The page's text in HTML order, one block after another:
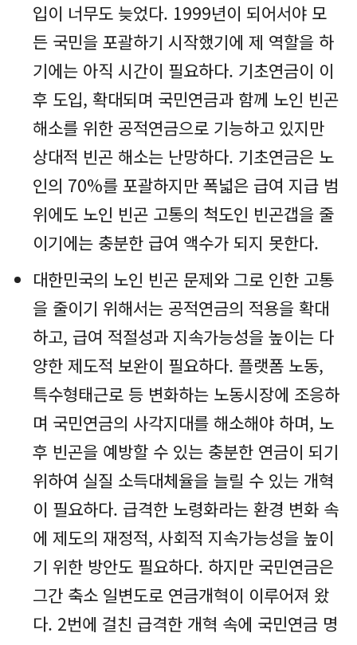
입이 너무도 늦었다. 1999년이 되어서야 모
든 국민을 포괄하기 시작했기에 제 역할을 하
기에는 아직 시간이 필요하다. 기초연금이 이
후 도입, 확대되며 국민연금과 함께 노인 빈곤
해소를 위한 공적연금으로 기능하고 있지만
상대적 빈곤 해소는 난망하다. 기초연금은 노
인의 70%를 포괄하지만 폭넓은 급여 지급 범
위에도 노인 빈곤 고통의 척도인 빈곤갭을 줄
이기에는 충분한 급여 액수가 되지 못한다.
대한민국의 노인 빈곤 문제와 그로 인한 고통
을 줄이기 위해서는 공적연금의 적용을 확대
하고, 급여 적절성과 지속가능성을 높이는 다
양한 제도적 보완이 필요하다. 플랫폼 노동,
특수형태근로 등 변화하는 노동시장에 조응하
며 국민연금의 사각지대를 해소해야 하며, 노
후 빈곤을 예방할 수 있는 충분한 연금이 되기
위하여 실질 소득대체율을 늘릴 수 있는 개혁
이 필요하다. 급격한 노령화라는 환경 변화 속
에 제도의 재정적, 사회적 지속가능성을 높이
기 위한 방안도 필요하다. 하지만 국민연금은
그간 축소 일변도로 연금개혁이 이루어져 왔
다. 2번에 걸친 급격한 개혁 속에 국민연금 명